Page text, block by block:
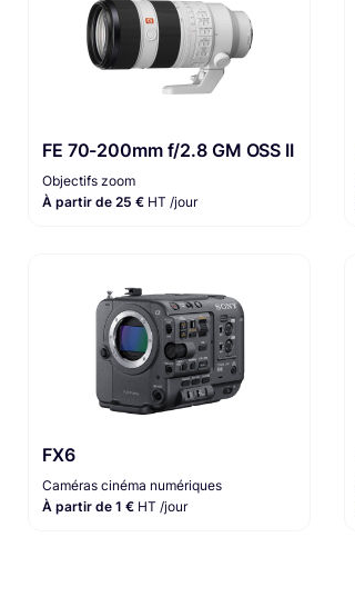
FE 70-200mm f/2.8 GM OSS II
Objectifs zoom
À partir de 25 € HT /jour
FX6
Caméras cinéma numériques
À partir de 1 € HT /jour